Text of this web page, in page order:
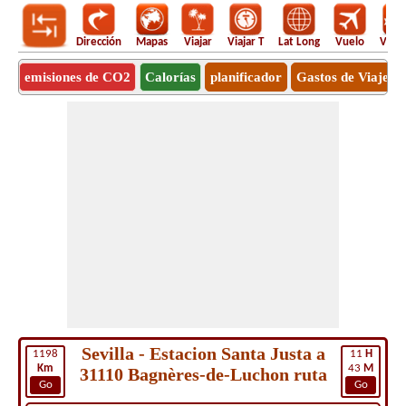
Dirección Mapas Viajar Viajar T Lat Long Vuelo
emisiones de CO2 Calorías planificador Gastos de Viaje
1198
Km
Go
11 H
43 M
Go
Sevilla - Estacion Santa Justa a
31110 Bagnères-de-Luchon ruta